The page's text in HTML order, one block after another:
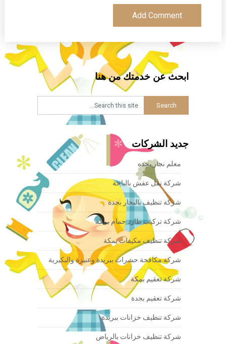
ابحث عن خدمتك من هنا
جديد الشركات
معلم نجار بجده
شركة نقل عفش بالباحة
شركة تنظيف بالبخار بجدة
شركة تركيب طارد حمام بمكة
شركة تنظيف مكيفات بمكة
شركة مكافحة حشرات ببريدة وعنيزة والبكيرية
شركة تعقيم بمكة
شركة تعقيم بجدة
شركة تنظيف خزانات ببريدة
شركة تنظيف خزانات بالرياض